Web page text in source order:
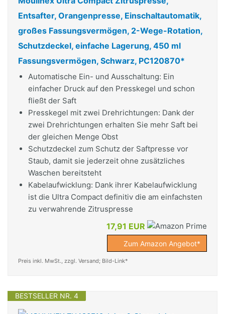
Entsafter, Orangenpresse, Einschaltautomatik,
großes Fassungsvermögen, 2-Wege-Rotation,
Schutzdeckel, einfache Lagerung, 450 ml
Fassungsvermögen, Schwarz, PC120870*
Automatische Ein- und Ausschaltung: Ein
einfacher Druck auf den Presskegel und schon
fließt der Saft
Presskegel mit zwei Drehrichtungen: Dank der
zwei Drehrichtungen erhalten Sie mehr Saft bei
der gleichen Menge Obst
Schutzdeckel zum Schutz der Saftpresse vor
Staub, damit sie jederzeit ohne zusätzliches
Waschen bereitsteht
Kabelaufwicklung: Dank ihrer Kabelaufwicklung
ist die Ultra Compact definitiv die am einfachsten
zu verwahrende Zitruspresse
17,91 EUR
Zum Amazon Angebot*
Preis inkl. MwSt., zzgl. Versand; Bild-Link*
BESTSELLER NR. 4